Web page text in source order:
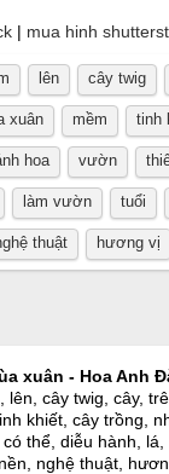
| mua hinh
lên cây twig
xuân mềm tinh
hoa vườn
làm vườn tuổi
thuật hương vị
xuân - Hoa Anh
lên, cây twig, cây,
khiết, cây trồng,
thể, diễu hành,
nghệ thuật,